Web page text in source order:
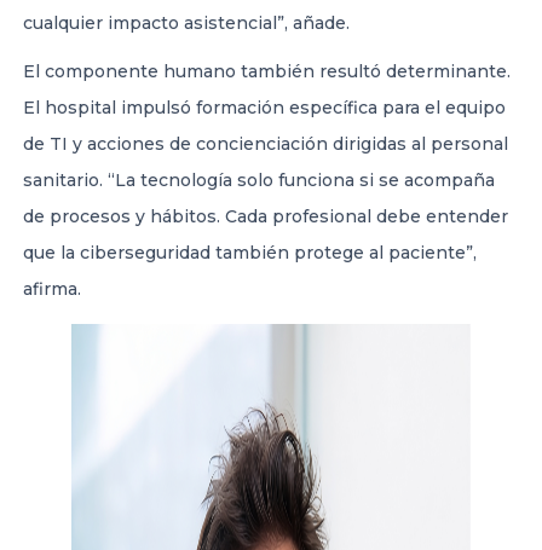
cualquier impacto asistencial”, añade.
El componente humano también resultó determinante.
El hospital impulsó formación específica para el equipo
de TI y acciones de concienciación dirigidas al personal
sanitario. “La tecnología solo funciona si se acompaña
de procesos y hábitos. Cada profesional debe entender
que la ciberseguridad también protege al paciente”,
afirma.